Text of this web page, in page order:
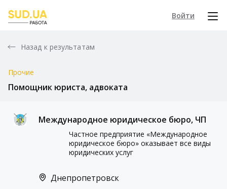
Войти
Назад к результатам
Прочие
Помощник юриста, адвоката
Международное юридическое бюро, ЧП
Частное предприятие «Международное
юридическое бюро» оказывает все виды
юридических услуг
Днепропетровск